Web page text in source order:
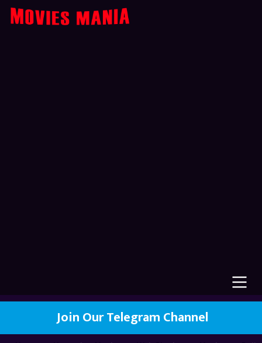
Join Our Telegram Channel